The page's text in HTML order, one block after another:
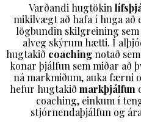
Varðandi hugtökin
mikilvægt að hafa í huga að
lögbundin skilgreining
alveg skýrum hætti. Í
hugtakið coachingnotað
konar þjálfun sem miðar að
ná markmiðum, auka færni
hefur hugtakið markþjálfun
coaching, einkum í
stjórnendaþjálfun og